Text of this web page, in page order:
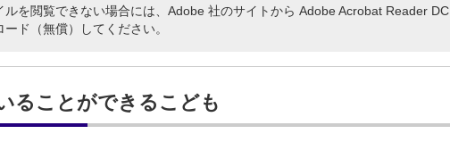
ルを閲覧できない場合には、Adobe 社のサイトから Adobe Acrobat Reader DC
ード（無償）してください。
ることができるこども